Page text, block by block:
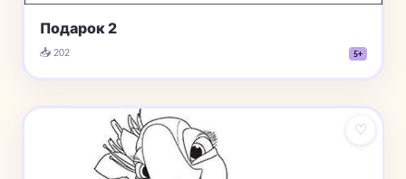
Подарок 2
📥 202 5+
♡